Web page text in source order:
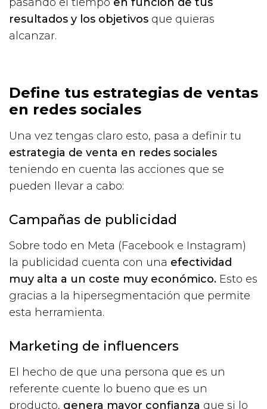
resultados y los objetivos que quieras
alcanzar.
Define tus estrategias de ventas
en redes sociales
Una vez tengas claro esto, pasa a definir tu
estrategia de venta en redes sociales
teniendo en cuenta las acciones que se
pueden llevar a cabo:
Campañas de publicidad
Sobre todo en Meta (Facebook e Instagram)
la publicidad cuenta con una efectividad
muy alta a un coste muy económico. Esto es
gracias a la hipersegmentación que permite
esta herramienta.
Marketing de influencers
El hecho de que una persona que es un
referente cuente lo bueno que es un
producto, genera mayor confianza que si lo